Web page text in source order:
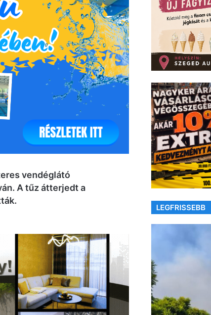
vendéglátó
A tűz átterjedt a
LEGFRISSEBB